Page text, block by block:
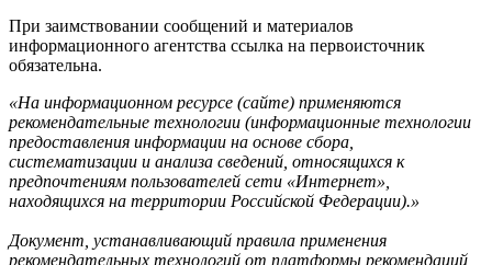
При заимствовании сообщений и материалов
информационного агентства ссылка на первоисточник
обязательна.
«На информационном ресурсе (сайте) применяются
рекомендательные технологии (информационные технологии
предоставления информации на основе сбора,
систематизации и анализа сведений, относящихся к
предпочтениям пользователей сети «Интернет»,
находящихся на территории Российской Федерации).»
Документ, устанавливающий правила применения
рекомендательных технологий от платформы рекомендаций